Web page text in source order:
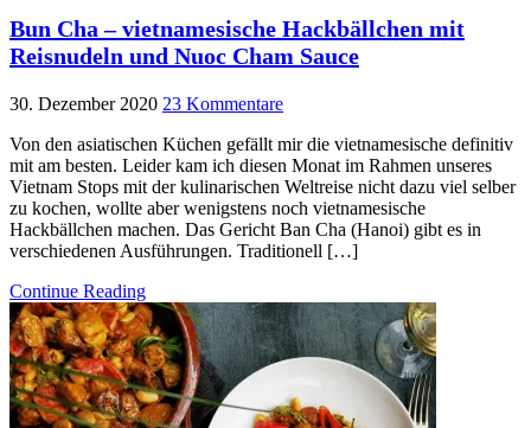
Bun Cha – vietnamesische Hackbällchen mit
Reisnudeln und Nuoc Cham Sauce
30. Dezember 2020 23 Kommentare
Von den asiatischen Küchen gefällt mir die vietnamesische definitiv
mit am besten. Leider kam ich diesen Monat im Rahmen unseres
Vietnam Stops mit der kulinarischen Weltreise nicht dazu viel selber
zu kochen, wollte aber wenigstens noch vietnamesische
Hackbällchen machen. Das Gericht Ban Cha (Hanoi) gibt es in
verschiedenen Ausführungen. Traditionell […]
Continue Reading